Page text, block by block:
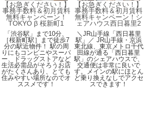
【お急ぎください！】
事務手数料＆初月賃料
無料キャンペーン！
TOKYO β 桜新町1
「渋谷駅」まで10分、
［桜新町駅］まで徒歩7
分の駅近物件！ 駅の周
りにもコンビニやスーパ
ー、ドラッグストアなど
生活必需品がそろうお店
がたくさんあり、とても
住みやすい場所なのでオ
ススメです！
【お急ぎください！】
事務手数料＆初月賃料
無料キャンペーン！シ
ェアハウス西日暮里2
＼JR山手線「西日暮里
駅」／ JR山手線・京浜
東北線、東京メトロ千代
田線が通る「西日暮里
駅」のシェアハウスで、
交通便は非常に良いで
す。メインの駅にほとん
ど乗り換えなしでアクセ
スできます！